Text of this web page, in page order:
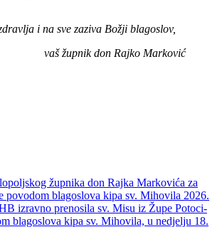
i na sve zaziva Božji blagoslov,
vaš župnik don Rajko Marković
župnika don Rajka Markovića za
povodom blagoslova kipa sv. Mihovila 2026.
izravno prenosila sv. Misu iz Župe Potoci-
blagoslova kipa sv. Mihovila, u nedjelju 18.